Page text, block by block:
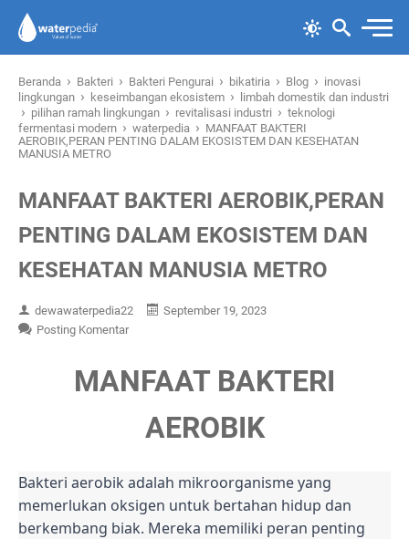
Beranda › Bakteri › Bakteri Pengurai › bikatiria › Blog › inovasi
lingkungan › keseimbangan ekosistem › limbah domestik dan industri
› pilihan ramah lingkungan › revitalisasi industri › teknologi
fermentasi modern › waterpedia › MANFAAT BAKTERI
AEROBIK,PERAN PENTING DALAM EKOSISTEM DAN KESEHATAN
MANUSIA METRO
MANFAAT BAKTERI AEROBIK,PERAN
PENTING DALAM EKOSISTEM DAN
KESEHATAN MANUSIA METRO
dewawaterpedia22
September 19, 2023
Posting Komentar
MANFAAT BAKTERI
AEROBIK
Bakteri aerobik adalah mikroorganisme yang
memerlukan oksigen untuk bertahan hidup dan
berkembang biak. Mereka memiliki peran penting